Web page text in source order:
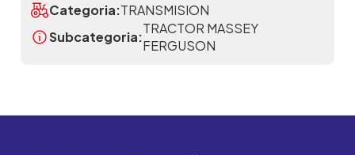
Categoria:TRANSMISION
Subcategoria:
TRACTOR MASSEY
FERGUSON